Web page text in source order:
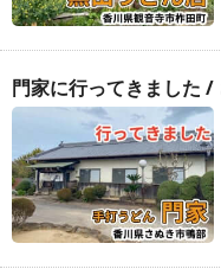
門家に行ってきました /